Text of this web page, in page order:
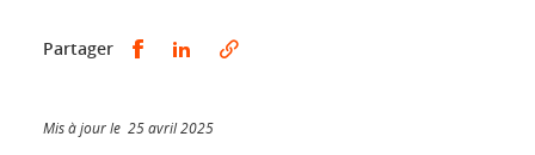
Partager Partager sur Facebook
Partager sur LinkedIn
Mis à jour le 25 avril 2025